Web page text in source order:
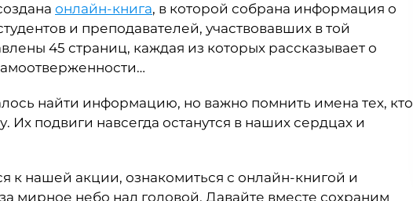
онлайн-книга, в которой собрана информация о
и преподавателей, участвовавших в той
45 страниц, каждая из которых рассказывает о
найти информацию, но важно помнить имена тех, кто
Их подвиги навсегда останутся в наших сердцах и
к нашей акции, ознакомиться с онлайн-книгой и
мирное небо над головой. Давайте вместе сохраним